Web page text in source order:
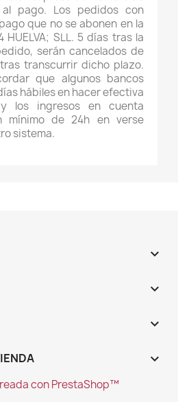
pago. Los pedidos con
que no se abonen en la
HUELVA; SLL. 5 días tras la
serán cancelados de
transcurrir dicho plazo.
que algunos bancos
hábiles en hacer efectiva
los ingresos en cuenta
mínimo de 24h en verse
sistema.



keyboard_arrow_down
con PrestaShop™